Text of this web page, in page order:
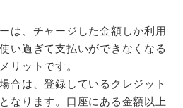
は、チャージした金額しか利用
い過ぎて支払いができなくなる
リットです。
合は、登録しているクレジット
なります。口座にある金額以上